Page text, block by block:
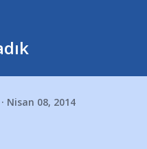
Nisan 08, 2014